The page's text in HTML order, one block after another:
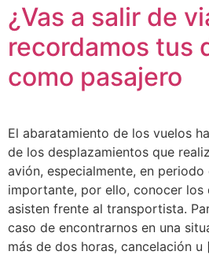
¿Vas a salir de
recordamos tus
como pasajero
El abaratamiento de los vuelos
de los desplazamientos que
avión, especialmente, en periodo
importante, por ello, conocer los
asisten frente al transportista.
caso de encontrarnos en una
más de dos horas, cancelación u